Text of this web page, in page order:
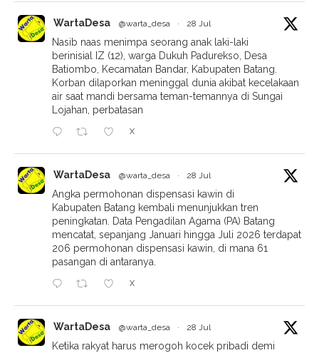
WartaDesa @warta_desa · 28 Jul
Nasib naas menimpa seorang anak laki-laki
berinisial IZ (12), warga Dukuh Padurekso, Desa
Batiombo, Kecamatan Bandar, Kabupaten Batang.
Korban dilaporkan meninggal dunia akibat kecelakaan
air saat mandi bersama teman-temannya di Sungai
Lojahan, perbatasan
X
WartaDesa @warta_desa · 28 Jul
Angka permohonan dispensasi kawin di
Kabupaten Batang kembali menunjukkan tren
peningkatan. Data Pengadilan Agama (PA) Batang
mencatat, sepanjang Januari hingga Juli 2026 terdapat
206 permohonan dispensasi kawin, di mana 61
pasangan di antaranya.
X
WartaDesa @warta_desa · 28 Jul
Ketika rakyat harus merogoh kocek pribadi demi